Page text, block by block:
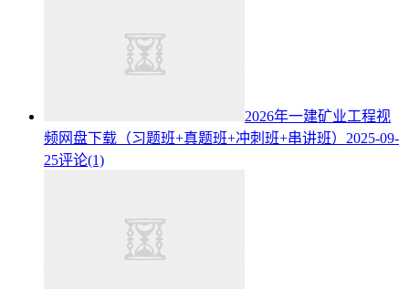
2026年一建矿业工程视
频网盘下载（习题班+真题班+冲刺班+串讲班） 2025-09-
25评论(1)